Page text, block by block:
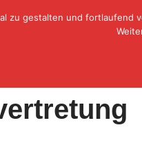
1912 e.V.
zu gestalten und fortlaufend